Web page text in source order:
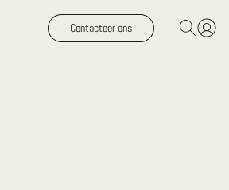
Contacteer ons